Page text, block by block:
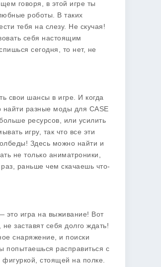
говоря, в этой игре ты
роботы. В таких
тебя на слезу. Не скучая!
себя настоящим
сегодня, то нет, не
свои шансы в игре. И когда
найти разные моды для CASE
ресурсов, или усилить
игру, так что все эти
Здесь можно найти и
не только аниматроники,
раньше чем скачаешь что-
это игра на выживание! Вот
заставят себя долго ждать!
снаряжение, и поиски
попытаешься расправиться с
стоящей на полке.